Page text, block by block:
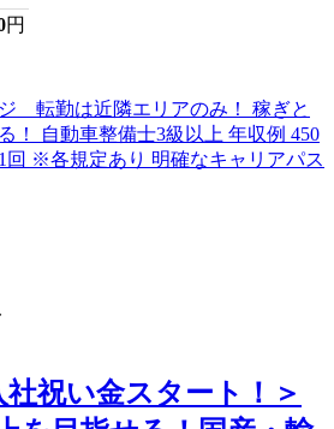
円
社祝い金スタート！＞